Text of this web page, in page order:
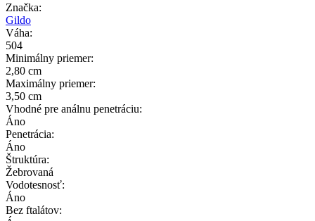
Značka:
Gildo
Váha:
504
Minimálny priemer:
2,80 cm
Maximálny priemer:
3,50 cm
Vhodné pre análnu penetráciu:
Áno
Penetrácia:
Áno
Štruktúra:
Žebrovaná
Vodotesnosť:
Áno
Bez ftalátov: